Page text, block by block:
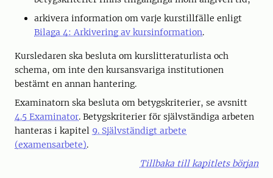
arkivera information om varje kurstillfälle enligt
Bilaga 4: Arkivering av kursinformation.
Kursledaren ska besluta om kurslitteraturlista och
schema, om inte den kursansvariga institutionen
bestämt en annan hantering.
Examinatorn ska besluta om betygskriterier, se avsnitt
4.5 Examinator. Betygskriterier för självständiga arbeten
hanteras i kapitel 9. Självständigt arbete
(examensarbete).
Tillbaka till kapitlets början